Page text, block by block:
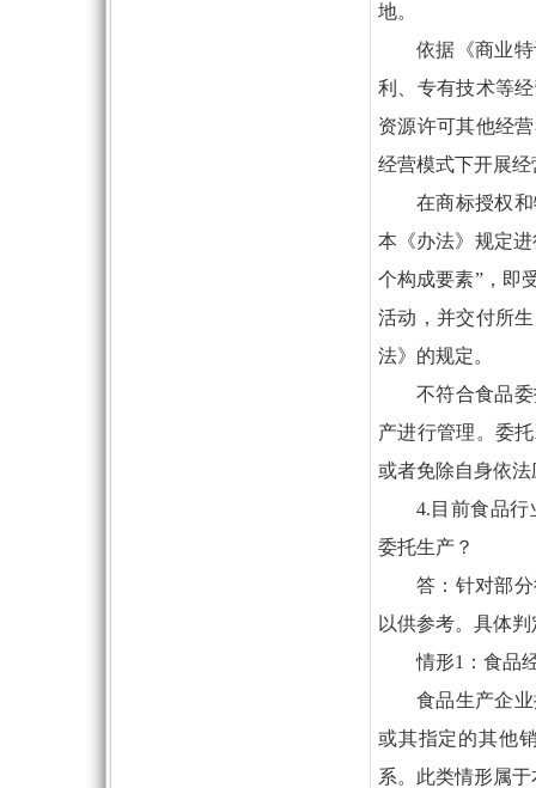
地。
依据《商业
利、专有技术等
资源许可其他经
经营模式下开展
在商标授权
本《办法》规定
个构成要素”，即
活动，并交付所
法》的规定。
不符合食品
产进行管理。委
或者免除自身依
4.目前食品
委托生产？
答：针对部
以供参考。具体
情形1：食品
食品生产企
或其指定的其他
系。此类情形属